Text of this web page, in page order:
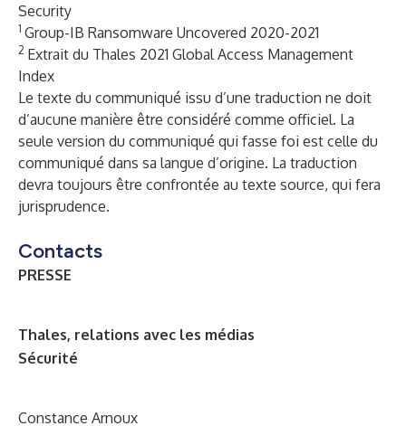
Security
1 Group-IB Ransomware Uncovered 2020-2021
2 Extrait du Thales 2021 Global Access Management
Index
Le texte du communiqué issu d’une traduction ne doit
d’aucune manière être considéré comme officiel. La
seule version du communiqué qui fasse foi est celle du
communiqué dans sa langue d’origine. La traduction
devra toujours être confrontée au texte source, qui fera
jurisprudence.
Contacts
PRESSE
Thales, relations avec les médias
Sécurité
Constance Arnoux